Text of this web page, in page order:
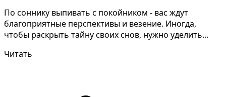
По соннику выпивать с покойником - вас ждут
благоприятные перспективы и везение. Иногда,
чтобы раскрыть тайну своих снов, нужно уделить
Читать